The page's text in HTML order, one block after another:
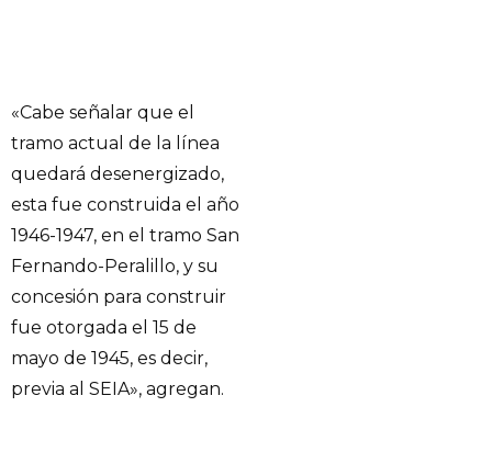
«Cabe señalar que el
tramo actual de la línea
quedará desenergizado,
esta fue construida el año
1946-1947, en el tramo San
Fernando-Peralillo, y su
concesión para construir
fue otorgada el 15 de
mayo de 1945, es decir,
previa al SEIA», agregan.